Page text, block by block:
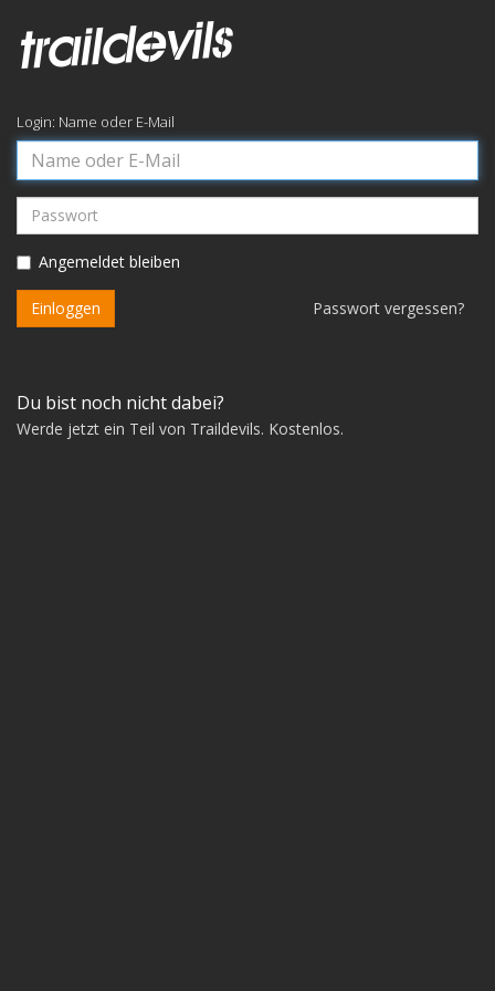
Login: Name oder E-Mail
Name
oder
E-
Mail
Passwort
Angemeldet bleiben
Einloggen Passwort vergessen?
Du bist noch nicht dabei?
Werde jetzt ein Teil von Traildevils. Kostenlos.